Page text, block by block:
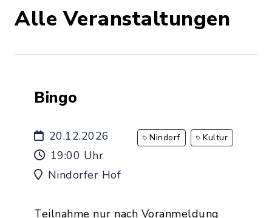
Alle Veranstaltungen
Bingo
20.12.2026
19:00 Uhr
Nindorfer Hof
Nindorf Kultur
Teilnahme nur nach Voranmeldung